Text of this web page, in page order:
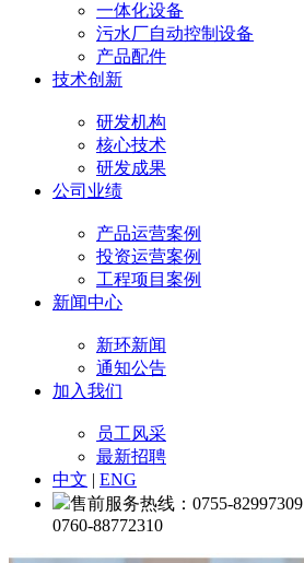
一体化设备
污水厂自动控制设备
产品配件
技术创新
研发机构
核心技术
研发成果
公司业绩
产品运营案例
投资运营案例
工程项目案例
新闻中心
新环新闻
通知公告
加入我们
员工风采
最新招聘
中文 | ENG
售前服务热线：0755-82997309
0760-88772310